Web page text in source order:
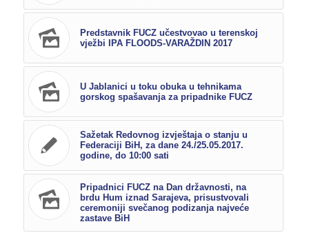
Predstavnik FUCZ učestvovao u terenskoj
vježbi IPA FLOODS-VARAŽDIN 2017
U Jablanici u toku obuka u tehnikama
gorskog spašavanja za pripadnike FUCZ
Sažetak Redovnog izvještaja o stanju u
Federaciji BiH, za dane 24./25.05.2017.
godine, do 10:00 sati
Pripadnici FUCZ na Dan državnosti, na
brdu Hum iznad Sarajeva, prisustvovali
ceremoniji svečanog podizanja najveće
zastave BiH